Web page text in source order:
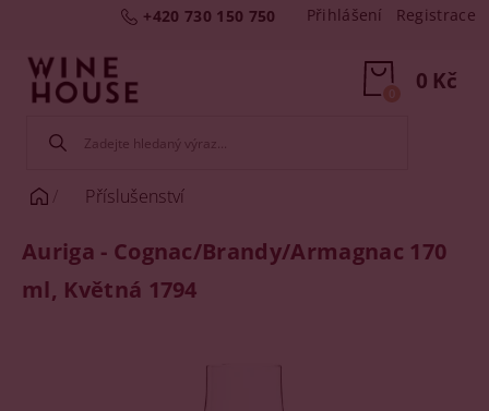
+420 730 150 750 Přihlášení Registrace
0 Kč
0
Příslušenství
Auriga - Cognac/Brandy/Armagnac 170
ml, Květná 1794